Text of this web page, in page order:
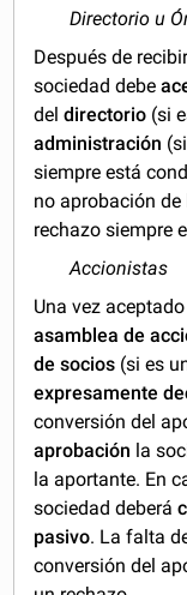
Directorio u
Después de
sociedad debe
deldirectorio (si
administración
siempre está
no aprobación
rechazo siempre
Accionistas
Una vez
asamblea de
de socios (si es
expresamente
conversión del
aprobación la
la aportante. En
sociedad deberá
pasivo. La falta
conversión del